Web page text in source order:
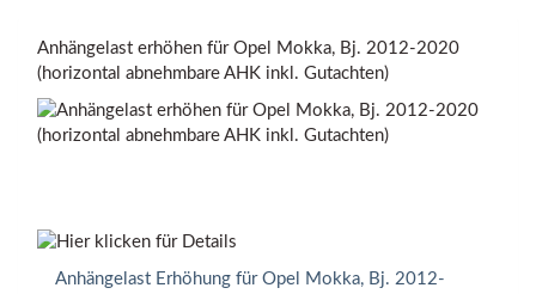
Anhängelast erhöhen für Opel Mokka, Bj. 2012-2020
(horizontal abnehmbare AHK inkl. Gutachten)
Anhängelast Erhöhung für Opel Mokka, Bj. 2012-